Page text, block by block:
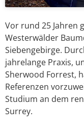
Vor rund 25 Jahren
Westerwälder
Siebengebirge.
jahrelange Praxis,
Sherwood Forrest,
Referenzen
Studium an dem
Surrey.